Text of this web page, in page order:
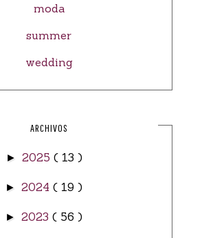
moda
summer
wedding
ARCHIVOS
► 2025 ( 13 )
► 2024 ( 19 )
► 2023 ( 56 )